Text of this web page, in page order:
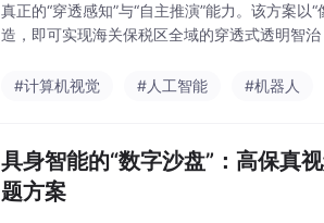
真正的“穿透感知”与“自主推演”能力。该方案
造，即可实现海关保税区全域的穿透式透明智
同调度，
#计算机视觉 #人工智能 #机器人
具身智能的“数字沙盘”：高保真
题方案